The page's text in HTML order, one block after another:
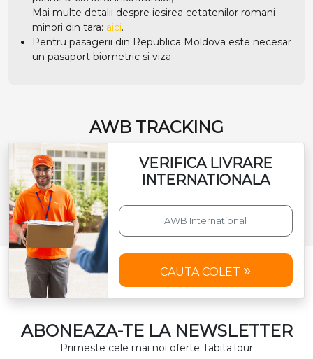
Mai multe detalii despre iesirea cetatenilor romani
minori din tara: aici.
Pentru pasagerii din Republica Moldova este necesar
un pasaport biometric si viza
AWB TRACKING
VERIFICA LIVRARE
INTERNATIONALA
CAUTA COLET
ABONEAZA-TE LA NEWSLETTER
Primeste cele mai noi oferte TabitaTour